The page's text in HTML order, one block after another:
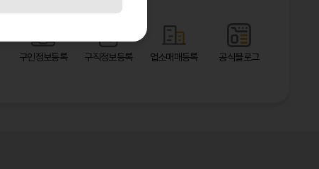
구인정보등록 구직정보등록 업소매매등록 공식블로그